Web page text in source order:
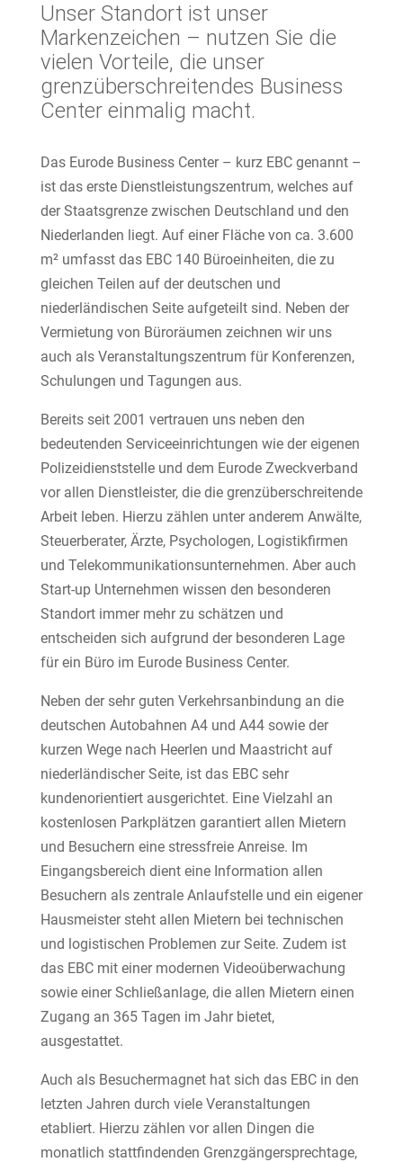
Unser Standort ist unser
Markenzeichen – nutzen Sie die
vielen Vorteile, die unser
grenzüberschreitendes Business
Center einmalig macht.
Das Eurode Business Center – kurz EBC genannt –
ist das erste Dienstleistungszentrum, welches auf
der Staatsgrenze zwischen Deutschland und den
Niederlanden liegt. Auf einer Fläche von ca. 3.600
m² umfasst das EBC 140 Büroeinheiten, die zu
gleichen Teilen auf der deutschen und
niederländischen Seite aufgeteilt sind. Neben der
Vermietung von Büroräumen zeichnen wir uns
auch als Veranstaltungszentrum für Konferenzen,
Schulungen und Tagungen aus.
Bereits seit 2001 vertrauen uns neben den
bedeutenden Serviceeinrichtungen wie der eigenen
Polizeidienststelle und dem Eurode Zweckverband
vor allen Dienstleister, die die grenzüberschreitende
Arbeit leben. Hierzu zählen unter anderem Anwälte,
Steuerberater, Ärzte, Psychologen, Logistikfirmen
und Telekommunikationsunternehmen. Aber auch
Start-up Unternehmen wissen den besonderen
Standort immer mehr zu schätzen und
entscheiden sich aufgrund der besonderen Lage
für ein Büro im Eurode Business Center.
Neben der sehr guten Verkehrsanbindung an die
deutschen Autobahnen A4 und A44 sowie der
kurzen Wege nach Heerlen und Maastricht auf
niederländischer Seite, ist das EBC sehr
kundenorientiert ausgerichtet. Eine Vielzahl an
kostenlosen Parkplätzen garantiert allen Mietern
und Besuchern eine stressfreie Anreise. Im
Eingangsbereich dient eine Information allen
Besuchern als zentrale Anlaufstelle und ein eigener
Hausmeister steht allen Mietern bei technischen
und logistischen Problemen zur Seite. Zudem ist
das EBC mit einer modernen Videoüberwachung
sowie einer Schließanlage, die allen Mietern einen
Zugang an 365 Tagen im Jahr bietet,
ausgestattet.
Auch als Besuchermagnet hat sich das EBC in den
letzten Jahren durch viele Veranstaltungen
etabliert. Hierzu zählen vor allen Dingen die
monatlich stattfindenden Grenzgängersprechtage,